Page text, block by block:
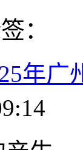
：
年广